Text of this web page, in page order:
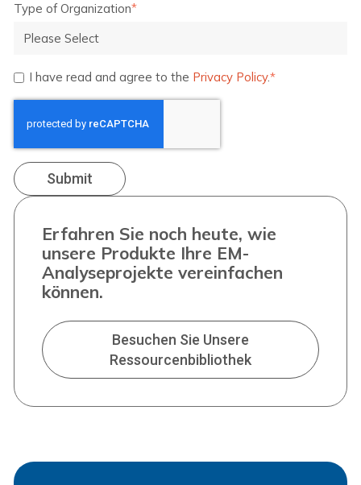
Type of Organization*
I have read and agree to the Privacy Policy.*
Erfahren Sie noch heute, wie
unsere Produkte Ihre EM-
Analyseprojekte vereinfachen
können.
Besuchen Sie Unsere
Ressourcenbibliothek